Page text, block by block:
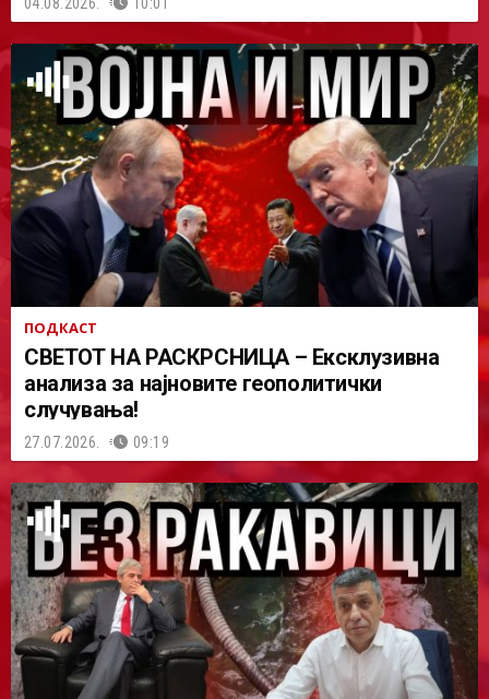
04.08.2026. 10:01
ПОДКАСТ
СВЕТОТ НА РАСКРСНИЦА – Ексклузивна
анализа за најновите геополитички
случувања!
27.07.2026. 09:19